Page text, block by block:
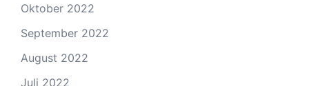
Oktober 2022
September 2022
August 2022
Juli 2022